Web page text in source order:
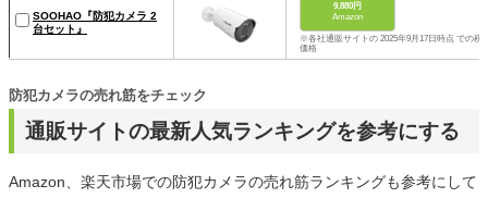
SOOHAO『防犯カメラ 2
台セット』
9,880円
Amazon
※各社通販サイトの 2025年9月17日時点 での税
価格
通販サイトの最新人気ランキングを参考にする
防犯カメラの売れ筋をチェック
Amazon、楽天市場での防犯カメラの売れ筋ランキングも参考にして